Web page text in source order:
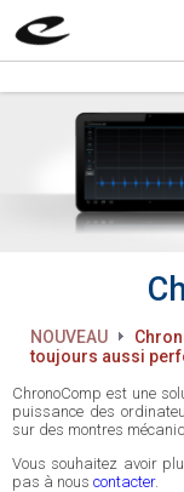
NOUVEAU
toujours aussi
ChronoComp est une
puissance des
sur des montres
Vous souhaitez avoir
pas à nous contacter.